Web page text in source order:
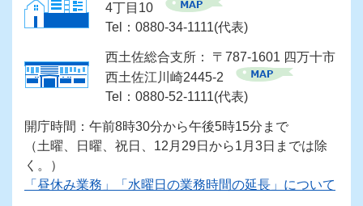
4丁目10
Tel：0880-34-1111(代表)
西土佐総合支所： 〒787-1601 四万十市
西土佐江川崎2445-2
Tel：0880-52-1111(代表)
開庁時間：午前8時30分から午後5時15分まで
（土曜、日曜、祝日、12月29日から1月3日までは除
く。）
「昼休み業務」「水曜日の業務時間の延長」について